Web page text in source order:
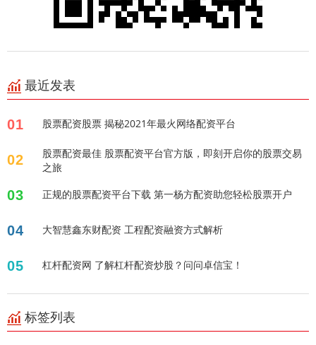
最近发表
01 股票配资股票 揭秘2021年最火网络配资平台
02
股票配资最佳 股票配资平台官方版，即刻开启你的股票交易
之旅
03 正规的股票配资平台下载 第一杨方配资助您轻松股票开户
04 大智慧鑫东财配资 工程配资融资方式解析
05 杠杆配资网 了解杠杆配资炒股？问问卓信宝！
标签列表